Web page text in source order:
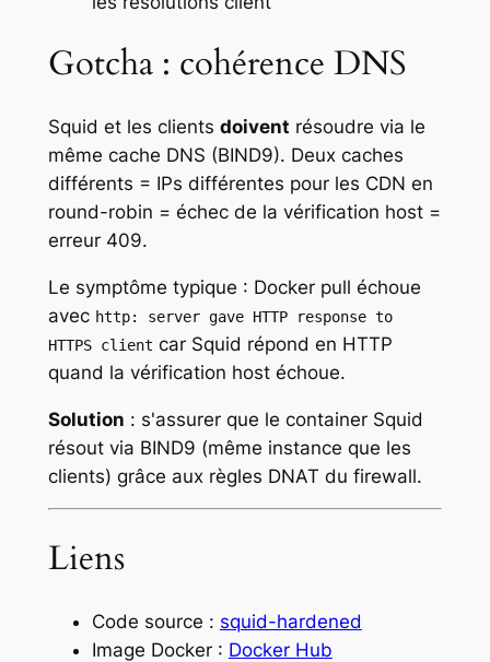
Gotcha : cohérence DNS
Squid et les clients doivent résoudre via le
même cache DNS (BIND9). Deux caches
différents = IPs différentes pour les CDN en
round-robin = échec de la vérification host =
erreur 409.
Le symptôme typique : Docker pull échoue
avec http: server gave HTTP response to
HTTPS client car Squid répond en HTTP
quand la vérification host échoue.
Solution : s'assurer que le container Squid
résout via BIND9 (même instance que les
clients) grâce aux règles DNAT du firewall.
Liens
Code source : squid-hardened
Image Docker : Docker Hub